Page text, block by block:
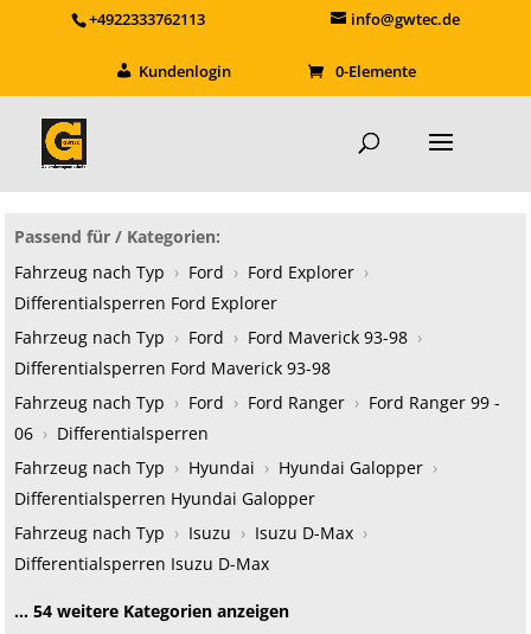
+4922333762113 info@gwtec.de
Kundenlogin 0-Elemente
Passend für / Kategorien:
Fahrzeug nach Typ › Ford › Ford Explorer ›
Differentialsperren Ford Explorer
Fahrzeug nach Typ › Ford › Ford Maverick 93-98 ›
Differentialsperren Ford Maverick 93-98
Fahrzeug nach Typ › Ford › Ford Ranger › Ford Ranger 99 -
06 › Differentialsperren
Fahrzeug nach Typ › Hyundai › Hyundai Galopper ›
Differentialsperren Hyundai Galopper
Fahrzeug nach Typ › Isuzu › Isuzu D-Max ›
Differentialsperren Isuzu D-Max
… 54 weitere Kategorien anzeigen